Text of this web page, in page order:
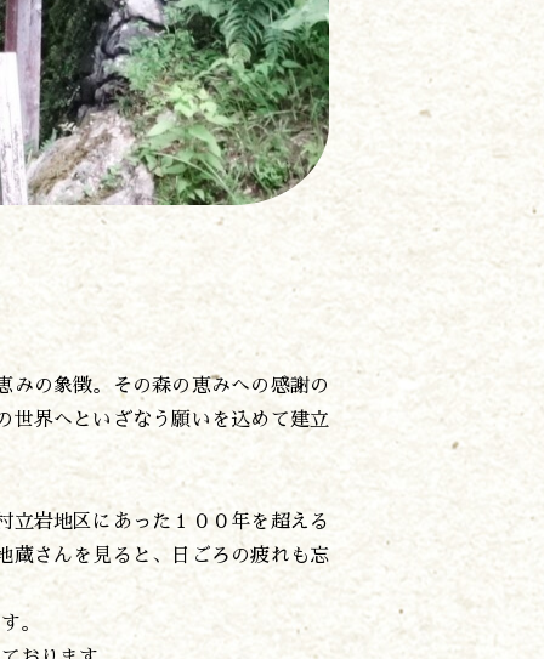
みの象徴。その森の恵みへの感謝の
世界へといざなう願いを込めて建立
立岩地区にあった１００年を超える
蔵さんを見ると、日ごろの疲れも忘
。